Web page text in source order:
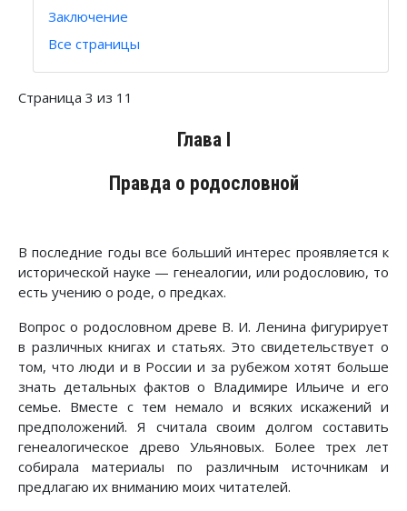
Заключение
Все страницы
Страница 3 из 11
Глава I
Правда о родословной
В последние годы все больший интерес проявляется к
исторической науке — генеалогии, или родословию, то
есть учению о роде, о предках.
Вопрос о родословном древе В. И. Ленина фигурирует
в различных книгах и статьях. Это свидетельствует о
том, что люди и в России и за рубежом хотят больше
знать детальных фактов о Владимире Ильиче и его
семье. Вместе с тем немало и всяких искажений и
предположений. Я считала своим долгом составить
генеалогическое древо Ульяновых. Более трех лет
собирала материалы по различным источникам и
предлагаю их вниманию моих читателей.